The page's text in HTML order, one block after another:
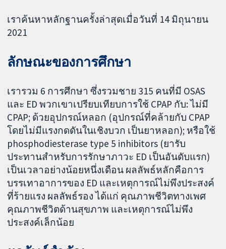
เราค้นหาหลักฐานครั้งล่าสุดเมื่อวันที่ 14 มิถุนายน
2021
ลักษณะของการศึกษา
เรารวม 6 การศึกษา ซึ่งรวมชาย 315 คนที่มี OSAS
และ ED พวกเขาเปรียบเทียบการใช้ CPAP กับ: ไม่มี
CPAP; ด้วยอุปกรณ์หลอก (อุปกรณ์ที่คล้ายกับ CPAP
โดยไม่มีแรงกดดันในเชิงบวก เป็นยาหลอก); หรือใช้
phosphodiesterase type 5 inhibitors (ยารับ
ประทานสำหรับการรักษาภาวะ ED เป็นอันดับแรก)
เป็นเวลาอย่างน้อยหนึ่งเดือน ผลลัพธ์หลักคือการ
บรรเทาอาการของ ED และเหตุการณ์ไม่พึงประสงค์
ที่ร้ายแรง ผลลัพธ์รอง ได้แก่ คุณภาพชีวิตทางเพศ
คุณภาพชีวิตด้านสุขภาพ และเหตุการณ์ไม่พึง
ประสงค์เล็กน้อย